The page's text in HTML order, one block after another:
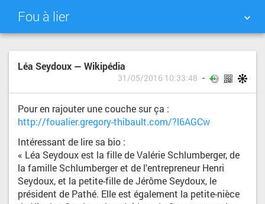
Fou à lier
NUAGE DE TAGS MUR D'IMAGES
Léa Seydoux — Wikipédia
31/05/2016 10:33:48
Pour en rajouter une couche sur ça :
http://foualier.gregory-thibault.com/?l6AGCw
Intéressant de lire sa bio :
« Léa Seydoux est la fille de Valérie Schlumberger, de
la famille Schlumberger et de l'entrepreneur Henri
Seydoux, et la petite-fille de Jérôme Seydoux, le
président de Pathé. Elle est également la petite-nièce